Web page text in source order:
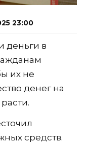
23:00
деньги в
их не
денег на
средств.